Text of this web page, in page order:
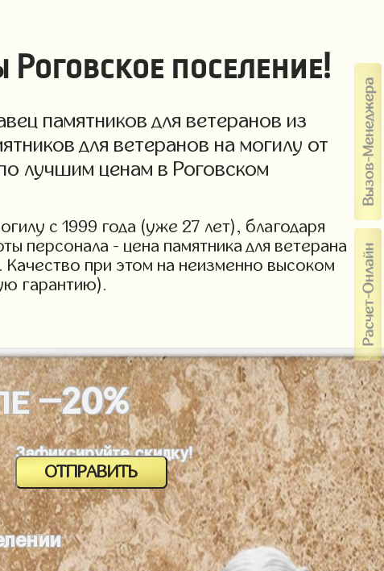
поселение!
памятников для ветеранов из
для ветеранов на могилу от
лучшим ценам в Роговском
с 1999 года (уже 27 лет), благодаря
персонала - цена памятника для ветерана
при этом на неизменно высоком
гарантию).
-20%
Зафиксируйте скидку!